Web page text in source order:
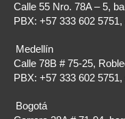
Calle 55 Nro. 78A – 5,
PBX: +57 333 602
Medellín
Calle 78B # 75-25,
PBX: +57 333 602
Bogotá